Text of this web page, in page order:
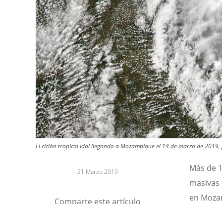
El ciclón tropical Idai llegando a Mozambique el 14 de marzo de
21 Marzo 2019
Comparte este artículo
Más de
en